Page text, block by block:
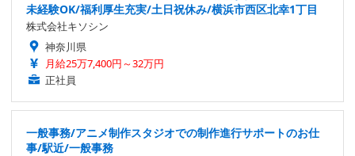
未経験OK/福利厚生充実/土日祝休み/横浜市西区北幸1丁目
株式会社キソシン
神奈川県
月給25万7,400円～32万円
正社員
一般事務/アニメ制作スタジオでの制作進行サポートのお仕
事/駅近/一般事務